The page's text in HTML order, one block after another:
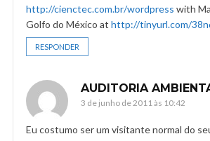
http://cienctec.com.br/wordpress with
Golfo do México at http://tinyurl.com/
RESPONDER
AUDITORIA
3 de junho de 2011 às 10:42
Eu costumo ser um visitante normal do